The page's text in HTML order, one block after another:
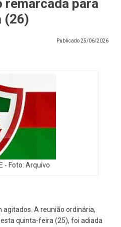
remarcada para
(26)
Publicado25/06/2026
- Foto: Arquivo
agitados. A reunião ordinária,
quinta-feira (25), foi adiada